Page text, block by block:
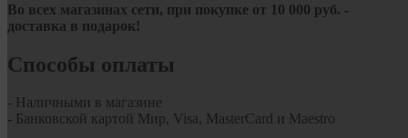
Во всех магазинах сети, при покупке от 10 000 руб. -
доставка в подарок!
Способы оплаты
- Наличными в магазине
- Банковской картой Мир, Visa, MasterCard и Maestro